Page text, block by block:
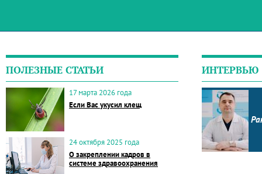
ПОЛЕЗНЫЕ СТАТЬИ
17 марта 2026 года
Если Вас укусил клещ
24 октября 2025 года
О закреплении кадров в
системе здравоохранения
ИНТЕРВЬЮ